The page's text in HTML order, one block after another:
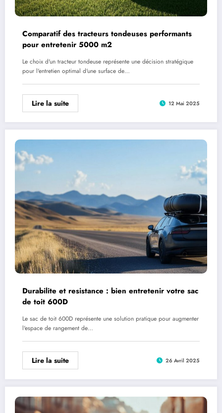
Comparatif des tracteurs tondeuses performants
pour entretenir 5000 m2
Le choix d'un tracteur tondeuse représente une décision stratégique
pour l'entretien optimal d'une surface de…
Lire la suite 12 Mai 2025
Durabilite et resistance : bien entretenir votre sac
de toit 600D
Le sac de toit 600D représente une solution pratique pour augmenter
l'espace de rangement de…
Lire la suite 26 Avril 2025